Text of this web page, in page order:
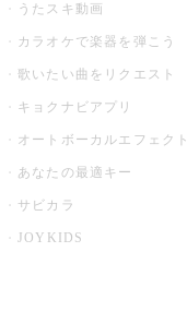
うたスキ動画
カラオケで楽器を弾こう
歌いたい曲をリクエスト
キョクナビアプリ
オートボーカルエフェクト
あなたの最適キー
サビカラ
JOYKIDS